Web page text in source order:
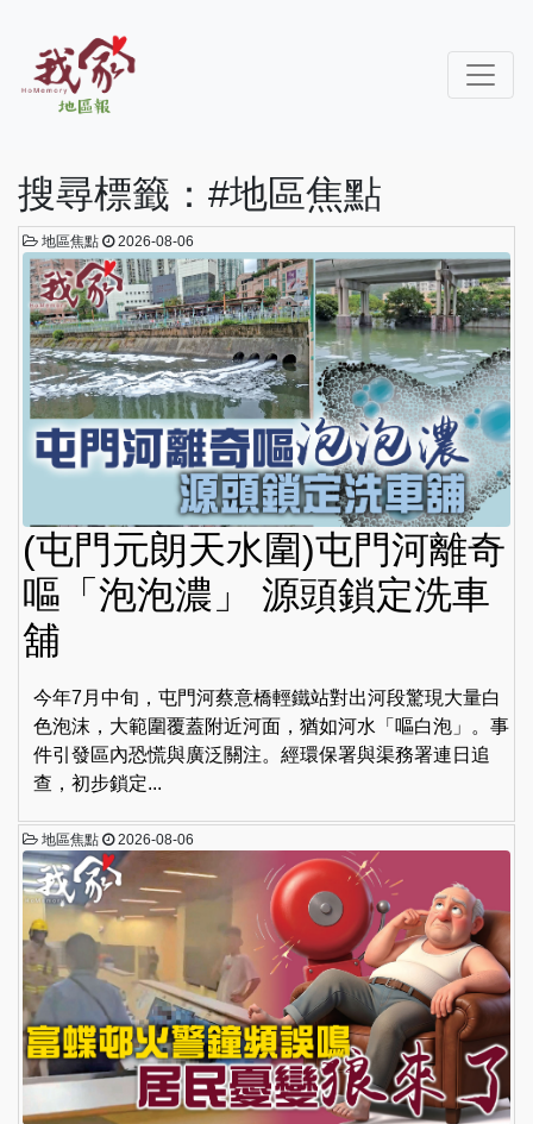
搜尋標籤：#地區焦點
地區焦點 2026-08-06
(屯門元朗天水圍)屯門河離奇
嘔「泡泡濃」 源頭鎖定洗車
舖
今年7月中旬，屯門河蔡意橋輕鐵站對出河段驚現大量白
色泡沫，大範圍覆蓋附近河面，猶如河水「嘔白泡」。事
件引發區內恐慌與廣泛關注。經環保署與渠務署連日追
查，初步鎖定...
地區焦點 2026-08-06